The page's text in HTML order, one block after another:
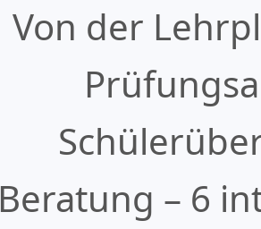
Von der
Beratung – 6